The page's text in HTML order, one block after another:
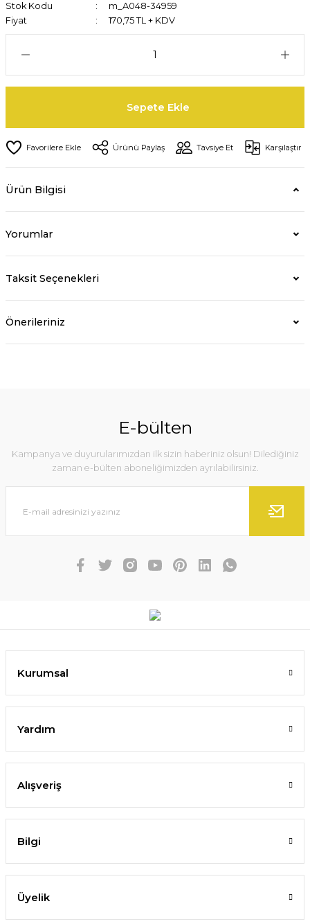
Stok Kodu
m_A048-34959
Fiyat
170,75 TL + KDV
Sepete Ekle
Ürünü Paylaş Tavsiye Et Karşılaştır
Ürün Bilgisi
Yorumlar
Taksit Seçenekleri
Önerileriniz
E-bülten
Kampanya ve duyurularımızdan ilk sizin haberiniz olsun! Dilediğiniz
zaman e-bülten aboneliğimizden ayrılabilirsiniz.
Kurumsal
Yardım
Alışveriş
Bilgi
Üyelik